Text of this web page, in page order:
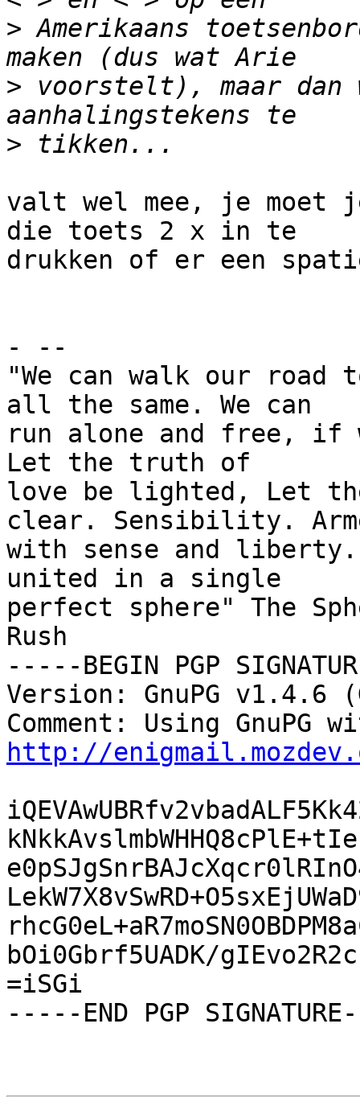
> Amerikaans
> voorstelt), maar dan
>
valt wel mee, je moet
die toets 2 x in te
drukken of er een
- --
"We can walk our
all the same. We can
run alone and free, if
Let the truth of
love be lighted, Let
clear. Sensibility.
with sense and
united in a single
perfect sphere" The
Rush
-----BEGIN PGP
Version: GnuPG v1.4.6
http://
bOi0Gbrf5UADK/
=iSGi
-----END PGP